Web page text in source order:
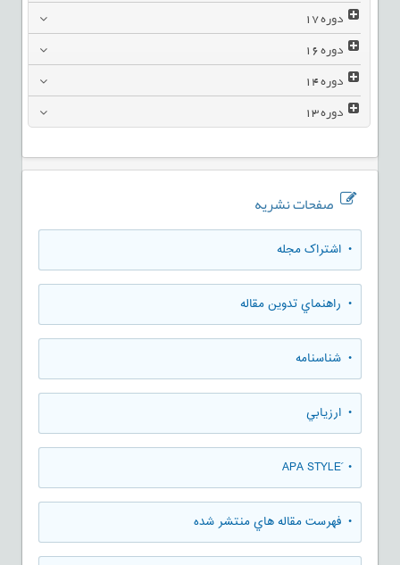
دوره17
دوره16
دوره14
دوره13
صفحات نشریه
• اشتراک مجله
• راهنماي تدوين مقاله
• شناسنامه
• ارزيابي
• َAPA STYLE
• فهرست مقاله هاي منتشر شده